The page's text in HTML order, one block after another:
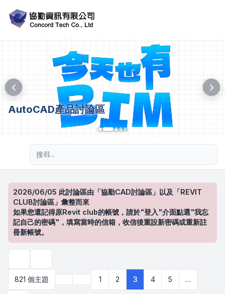
AutoCAD產品討論區
2026/06/05 此討論區由「協勤CAD討論區」以及「REVIT
CLUB討論區」彙整而來
如果您還記得原Revit club的帳號，請於"登入"介面點選"我忘
記自己的密碼"，填寫當時的信箱，收信後重設新密碼或重新註
冊新帳號。
821 個主題
第3頁 (共 33 頁)
上一頁1 2 3 4 5 …